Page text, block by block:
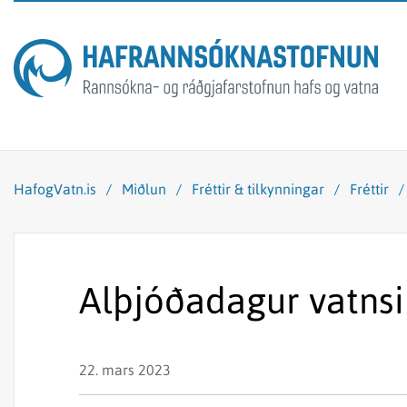
HafogVatn.is / Miðlun / Fréttir & tilkynningar / Fréttir /
Alþjóðadagur
22. mars 2023